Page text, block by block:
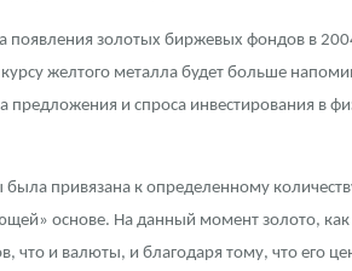
золотых биржевых фондов в
желтого металла будет больше
и спроса инвестирования в
привязана к определенному
основе. На данный момент золото,
и валюты, и благодаря тому, что его